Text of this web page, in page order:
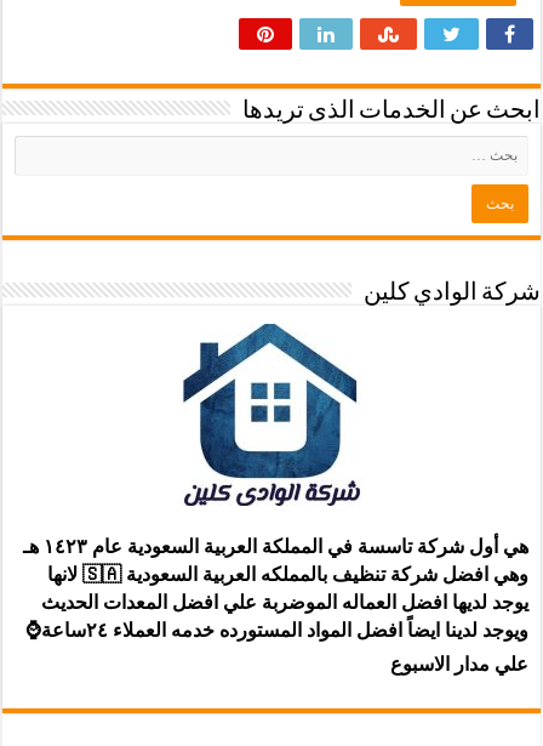
ابحث عن الخدمات الذى تريدها
شركة الوادي كلين
هي أول شركة تاسسة في المملكة العربية السعودية عام ١٤٢٣ هـ
وهي افضل شركة تنظيف بالمملكه العربية السعودية 🇸🇦 لانها
يوجد لديها افضل العماله الموضربة علي افضل المعدات الحديث
ويوجد لدينا ايضاً افضل المواد المستورده خدمه العملاء ٢٤ساعة⌚
علي مدار الاسبوع